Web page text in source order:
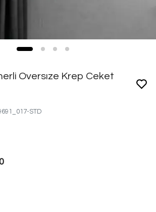
Oversıze Krep Ceket
STD